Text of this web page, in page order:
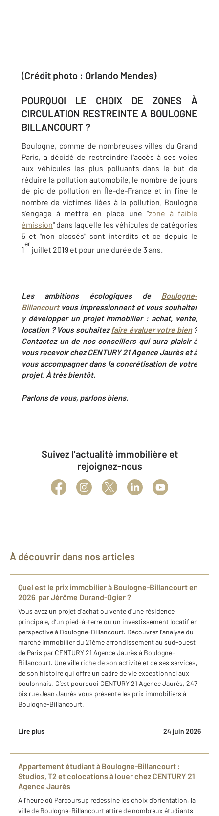
(Crédit photo : Orlando Mendes)
POURQUOI LE CHOIX DE ZONES À
CIRCULATION RESTREINTE A BOULOGNE
BILLANCOURT ?
Boulogne, comme de nombreuses villes du Grand
Paris, a décidé de restreindre l'accès à ses voies
aux véhicules les plus polluants dans le but de
réduire la pollution automobile, le nombre de jours
de pic de pollution en Île-de-France et in fine le
nombre de victimes liées à la pollution. Boulogne
s'engage à mettre en place une "zone à faible
émission" dans laquelle les véhicules de catégories
5 et "non classés" sont interdits et ce depuis le
1
er
juillet 2019 et pour une durée de 3 ans.
Les ambitions écologiques de Boulogne-
Billancourtvous impressionnent et vous souhaiter
y développer un projet immobilier : achat, vente,
location ? Vous souhaitezfaire évaluer votre bien?
Contactez un de nos conseillers qui aura plaisir à
vous recevoir chez CENTURY 21 Agence Jaurès et à
vous accompagner dans la concrétisation de votre
projet. À très bientôt.
Parlons de vous, parlons biens.
Suivez l’actualité immobilière et
rejoignez-nous
À découvrir dans nos articles
Quel est le prix immobilier à Boulogne-Billancourt en
2026 par Jérôme Durand-Ogier ?
Vous avez un projet d’achat ou vente d’une résidence
principale, d’un pied-à-terre ou un investissement locatif en
perspective à Boulogne-Billancourt. Découvrez l’analyse du
marché immobilier du 21ème arrondissement au sud-ouest
de Paris par CENTURY 21 Agence Jaurès à Boulogne-
Billancourt. Une ville riche de son activité et de ses services,
de son histoire qui offre un cadre de vie exceptionnel aux
boulonnais. C’est pourquoi CENTURY 21 Agence Jaurès, 247
bis rue Jean Jaurès vous présente les prix immobiliers à
Boulogne-Billancourt.
Lire plus 24 juin 2026
Appartement étudiant à Boulogne-Billancourt :
Studios, T2 et colocations à louer chez CENTURY 21
Agence Jaurès
À l’heure où Parcoursup redessine les choix d’orientation, la
ville de Boulogne-Billancourt attire de nombreux étudiants